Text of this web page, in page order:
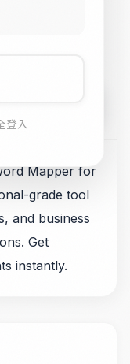
登入
Mapper for
grade tool
and business
Get
instantly.